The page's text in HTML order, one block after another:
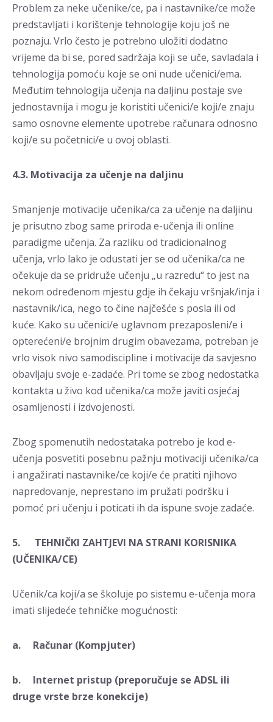
Problem za neke učenike/ce, pa i nastavnike/ce može
predstavljati i korištenje tehnologije koju još ne
poznaju. Vrlo često je potrebno uložiti dodatno
vrijeme da bi se, pored sadržaja koji se uče, savladala i
tehnologija pomoću koje se oni nude učenici/ema.
Međutim tehnologija učenja na daljinu postaje sve
jednostavnija i mogu je koristiti učenici/e koji/e znaju
samo osnovne elemente upotrebe računara odnosno
koji/e su početnici/e u ovoj oblasti.
4.3. Motivacija za učenje na daljinu
Smanjenje motivacije učenika/ca za učenje na daljinu
je prisutno zbog same priroda e-učenja ili online
paradigme učenja. Za razliku od tradicionalnog
učenja, vrlo lako je odustati jer se od učenika/ca ne
očekuje da se pridruže učenju „u razredu“ to jest na
nekom određenom mjestu gdje ih čekaju vršnjak/inja i
nastavnik/ica, nego to čine najčešće s posla ili od
kuće. Kako su učenici/e uglavnom prezaposleni/e i
opterećeni/e brojnim drugim obavezama, potreban je
vrlo visok nivo samodiscipline i motivacije da savjesno
obavljaju svoje e-zadaće. Pri tome se zbog nedostatka
kontakta u živo kod učenika/ca može javiti osjećaj
osamljenosti i izdvojenosti.
Zbog spomenutih nedostataka potrebo je kod e-
učenja posvetiti posebnu pažnju motivaciji učenika/ca
i angažirati nastavnike/ce koji/e će pratiti njihovo
napredovanje, neprestano im pružati podršku i
pomoć pri učenju i poticati ih da ispune svoje zadaće.
5. TEHNIČKI ZAHTJEVI NA STRANI KORISNIKA
(UČENIKA/CE)
Učenik/ca koji/a se školuje po sistemu e-učenja mora
imati slijedeće tehničke mogućnosti:
a. Računar (Kompjuter)
b. Internet pristup (preporučuje se ADSL ili
druge vrste brze konekcije)